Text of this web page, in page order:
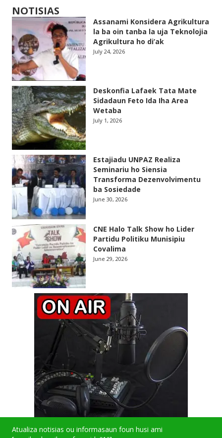
NOTISIAS
Assanami Konsidera Agrikultura
la ba oin tanba la uja Teknolojia
Agrikultura ho di’ak
July 24, 2026
Deskonfia Lafaek Tata Mate
Sidadaun Feto Ida Iha Area
Wetaba
July 1, 2026
Estajiadu UNPAZ Realiza
Seminariu ho Siensia
Transforma Dezenvolvimentu
ba Sosiedade
June 30, 2026
CNE Halo Talk Show ho Lider
Partidu Politiku Munisipiu
Covalima
June 29, 2026
Atualiza notisias ou informasaun foun husi ami